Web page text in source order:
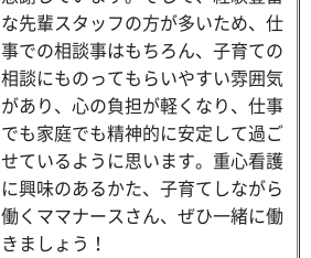
な先輩スタッフの方が多いため、仕
事での相談事はもちろん、子育ての
相談にものってもらいやすい雰囲気
があり、心の負担が軽くなり、仕事
でも家庭でも精神的に安定して過ご
せているように思います。重心看護
に興味のあるかた、子育てしながら
働くママナースさん、ぜひ一緒に働
きましょう！